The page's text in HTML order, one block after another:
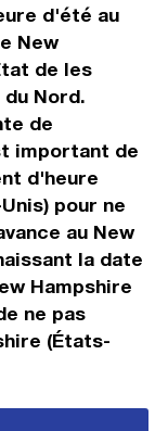
d'été au
New
de les
Nord.
de
important de
d'heure
pour ne
au New
la date
Hampshire
ne pas
(États-